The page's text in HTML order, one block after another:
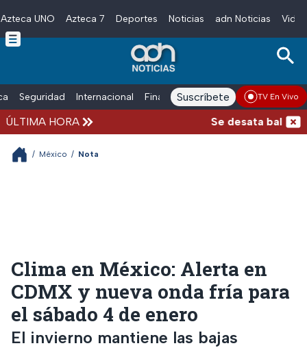
Skip to main content
Azteca UNO Azteca 7 Deportes Noticias adn Noticias
Seguridad Internacional Finanzas adn Noticias Radio
Suscríbete TV En Vivo
ÚLTIMA HORA Se desata balacera
/ México / Nota
Clima en México: Alerta en
CDMX y nueva onda fría para
el sábado 4 de enero
El invierno mantiene las bajas